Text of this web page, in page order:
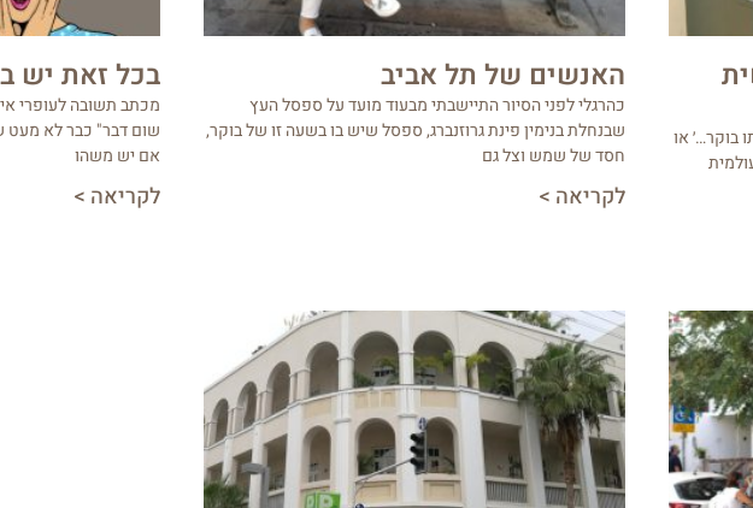
או
האנשים של תל אביב
כהרגלי לפני הסיור התיישבתי מבעוד מועד על ספסל העץ
שבנחלת בנימין פינת גרוזנברג, ספסל שיש בו בשעה זו של בוקר,
חסד של שמש וצל גם
לקריאה >
בכל זאת יש
מכתב תשובה לעופרי
שום דבר" כבר לא מעט
אם יש משהו
לקריאה >